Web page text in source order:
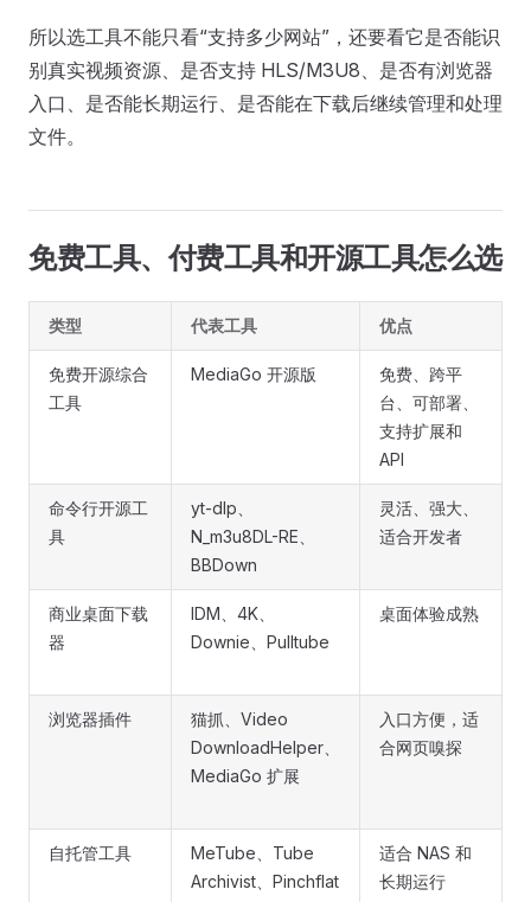
所以选工具不能只看“支持多少网站”，还要看它是否能识
别真实视频资源、是否支持 HLS/M3U8、是否有浏览器
入口、是否能长期运行、是否能在下载后继续管理和处理
文件。
免费工具、付费工具和开源工具怎么选
类型 代表工具 优点
免费开源综合
工具
MediaGo 开源版
免费、跨平
台、可部署、
支持扩展和
API
命令行开源工
具
yt-dlp、
N_m3u8DL-RE、
BBDown
灵活、强大、
适合开发者
商业桌面下载
器
IDM、4K、
Downie、Pulltube
桌面体验成熟
浏览器插件
猫抓、Video
DownloadHelper、
MediaGo 扩展
入口方便，适
合网页嗅探
自托管工具
MeTube、Tube
Archivist、Pinchflat
适合 NAS 和
长期运行